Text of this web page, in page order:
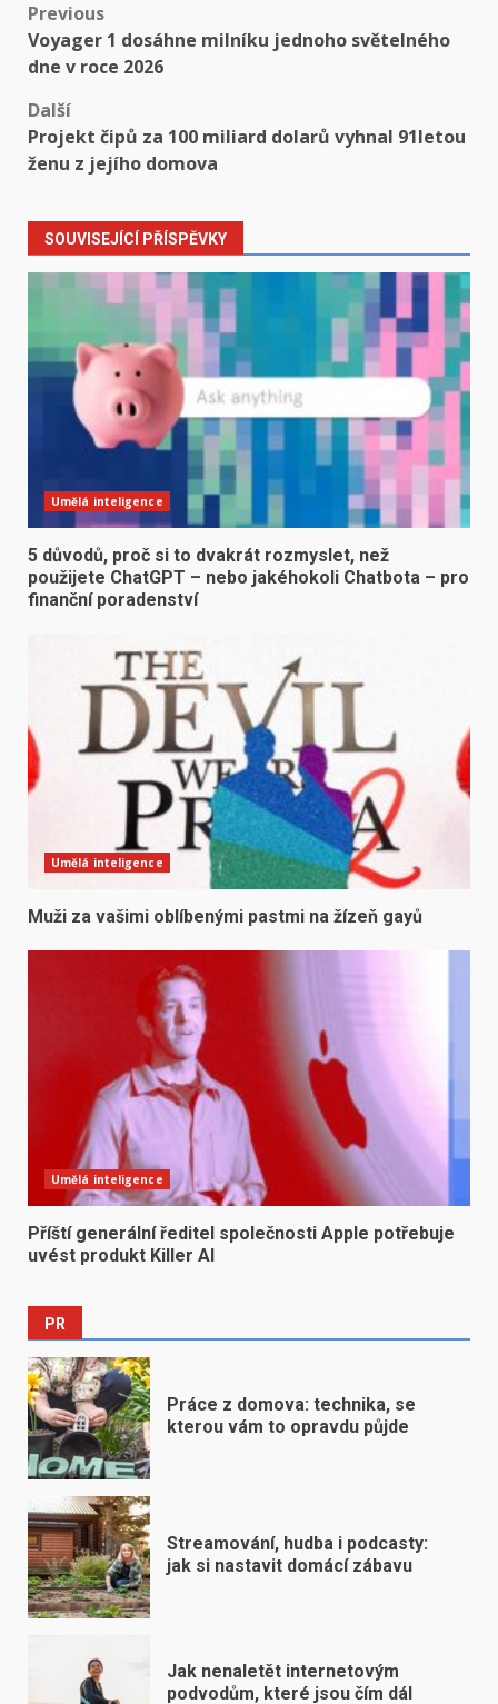
Post
navigation
Previous
Voyager 1 dosáhne milníku jednoho světelného
dne v roce 2026
Další
Projekt čipů za 100 miliard dolarů vyhnal 91letou
ženu z jejího domova
SOUVISEJÍCÍ PŘÍSPĚVKY
Umělá inteligence
5 důvodů, proč si to dvakrát rozmyslet, než
použijete ChatGPT – nebo jakéhokoli Chatbota – pro
finanční poradenství
Umělá inteligence
Muži za vašimi oblíbenými pastmi na žízeň gayů
Umělá inteligence
Příští generální ředitel společnosti Apple potřebuje
uvést produkt Killer AI
PR
Práce z domova: technika, se
kterou vám to opravdu půjde
Streamování, hudba i podcasty:
jak si nastavit domácí zábavu
Jak nenaletět internetovým
podvodům, které jsou čím dál